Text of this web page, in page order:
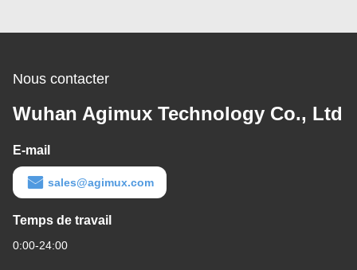
Nous contacter
Wuhan Agimux Technology Co., Ltd
E-mail
sales@agimux.com
Temps de travail
0:00-24:00